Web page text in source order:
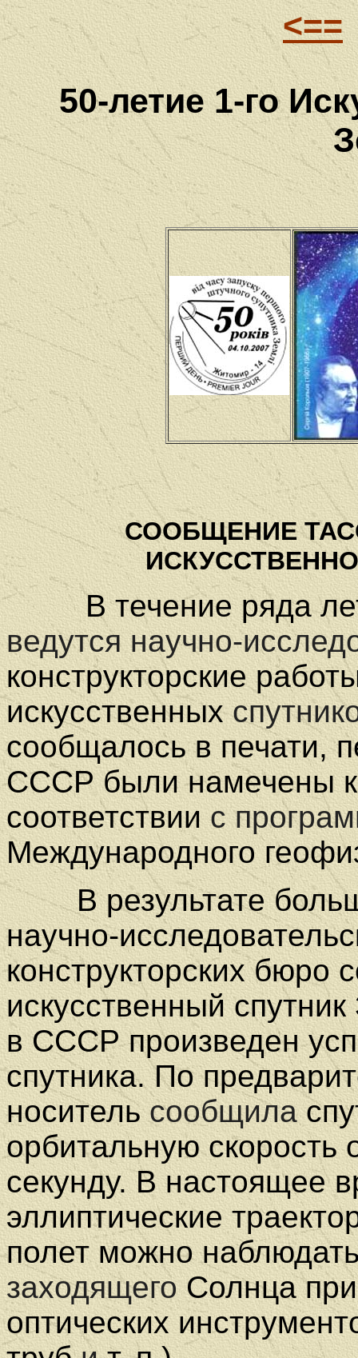
<==
50-летие 1-го
СООБЩЕНИЕ
В течение ряда лет
ведутся научно-
конструкторские
искусственных
сообщалось в печати,
СССР были намечены
соответствиис
Международного
В результате
научно-
конструкторских бюро
искусственный
в СССР произведен
спутника. По
носительсообщила
орбитальную
секунду. В настоящее
эллиптические
полет можно
заходящегоСолнца
оптических